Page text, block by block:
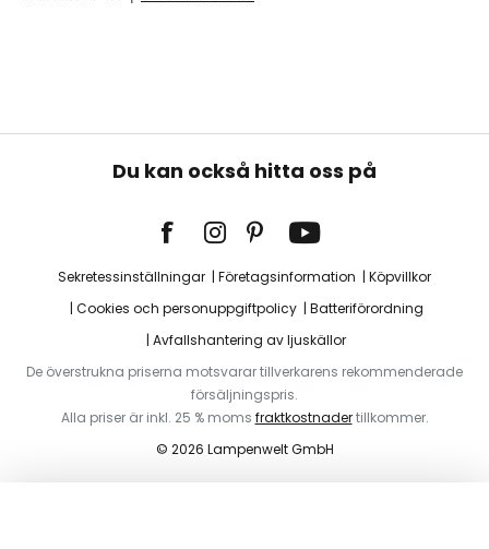
Du kan också hitta oss på
Sekretessinställningar Företagsinformation
Köpvillkor
Cookies och personuppgiftpolicy
Batteriförordning
Avfallshantering av ljuskällor
De överstrukna priserna motsvarar tillverkarens rekommenderade
försäljningspris.
Alla priser är inkl. 25 % moms fraktkostnadertillkommer.
© 2026 Lampenwelt GmbH